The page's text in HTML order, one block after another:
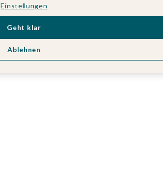
Einstellungen
Ablehnen
Geht klar